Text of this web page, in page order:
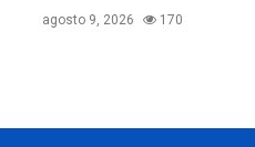
agosto 9, 2026 170